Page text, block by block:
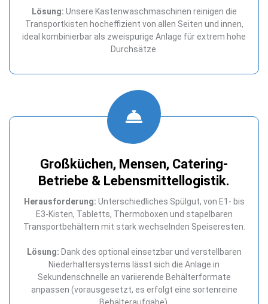
Lösung: Unsere Kastenwaschmaschinen reinigen die
Transportkisten hocheffizient von allen Seiten und innen,
ideal kombinierbar als zweispurige Anlage für extrem hohe
Durchsätze.
Großküchen, Mensen, Catering-
Betriebe & Lebensmittellogistik.
Herausforderung: Unterschiedliches Spülgut, von E1- bis
E3-Kisten, Tabletts, Thermoboxen und stapelbaren
Transportbehältern mit stark wechselnden Speiseresten.
Lösung: Dank des optional einsetzbar und verstellbaren
Niederhaltersystems lässt sich die Anlage in
Sekundenschnelle an variierende Behälterformate
anpassen (vorausgesetzt, es erfolgt eine sortenreine
Behälteraufgabe).